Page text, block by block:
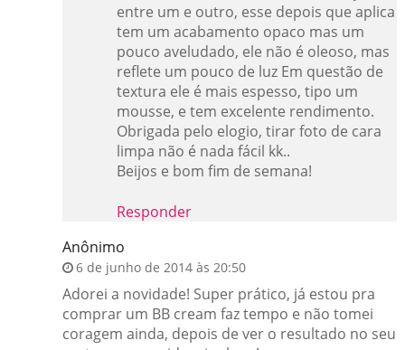
entre um e outro, esse depois que aplica
tem um acabamento opaco mas um
pouco aveludado, ele não é oleoso, mas
reflete um pouco de luz Em questão de
textura ele é mais espesso, tipo um
mousse, e tem excelente rendimento.
Obrigada pelo elogio, tirar foto de cara
limpa não é nada fácil kk..
Beijos e bom fim de semana!
Responder
Anônimo
6 de junho de 2014 às 20:50
Adorei a novidade! Super prático, já estou pra
comprar um BB cream faz tempo e não tomei
coragem ainda, depois de ver o resultado no seu